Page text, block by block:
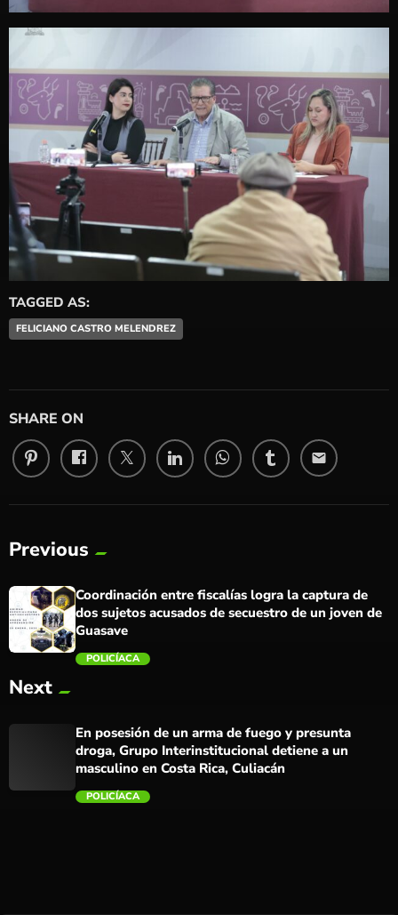
TAGGED AS:
FELICIANO CASTRO MELENDREZ
SHARE ON
email
Previous
Coordinación entre fiscalías logra la captura de
dos sujetos acusados de secuestro de un joven de
Guasave
POLICÍACA
Next
En posesión de un arma de fuego y presunta
droga, Grupo Interinstitucional detiene a un
masculino en Costa Rica, Culiacán
POLICÍACA